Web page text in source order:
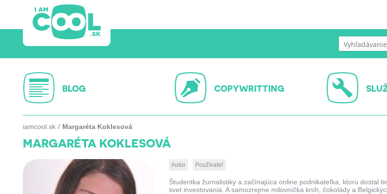
BLOG COPYWRITTING
iamcool.sk Margaréta Koklesová
MARGARÉTA KOKLESOVÁ
Autor Používateľ
Študentka žurnalistiky a začínajúca online podnikateľka, ktorú dostal
svet investovania. A samozrejme milovníčka kníh, čokolády a